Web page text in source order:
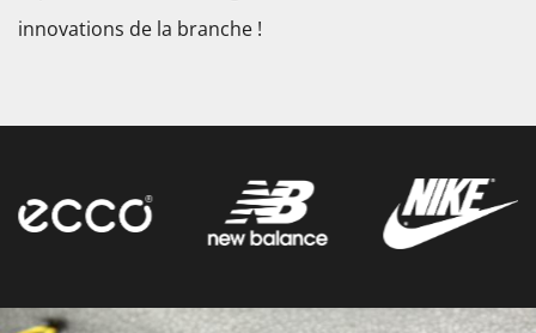
innovations de la branche !